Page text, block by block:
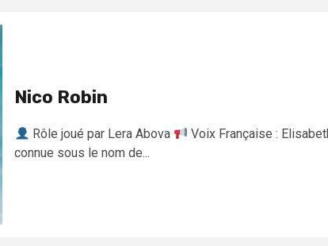
Nico Robin
Rôle joué par Lera Abova
Voix Française :
connue sous le nom de...